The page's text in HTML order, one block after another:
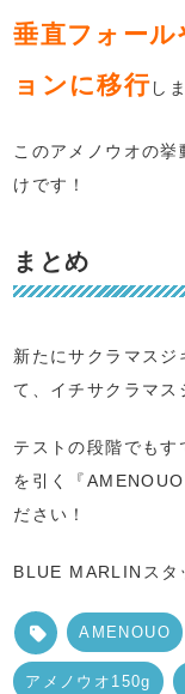
垂直フォー
ョンに移行し
このアメノウオの
けです！
まとめ
新たにサクラマス
て、イチサクラマス
テストの段階でもす
を引く『
ださい！
BLUE MARLINス
AMENOUO
アメノウオ150g